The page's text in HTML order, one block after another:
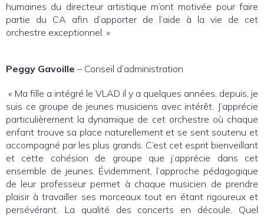
humaines du directeur artistique m’ont motivée pour faire
partie du CA afin d’apporter de l’aide à la vie de cet
orchestre exceptionnel. »
Peggy Gavoille – Conseil d’administration
« Ma fille a intégré le VLAD il y a quelques années, depuis, je
suis ce groupe de jeunes musiciens avec intérêt. J’apprécie
particulièrement la dynamique de cet orchestre où chaque
enfant trouve sa place naturellement et se sent soutenu et
accompagné par les plus grands. C’est cet esprit bienveillant
et cette cohésion de groupe que j’apprécie dans cet
ensemble de jeunes. Évidemment, l’approche pédagogique
de leur professeur permet à chaque musicien de prendre
plaisir à travailler ses morceaux tout en étant rigoureux et
persévérant. La qualité des concerts en découle. Quel